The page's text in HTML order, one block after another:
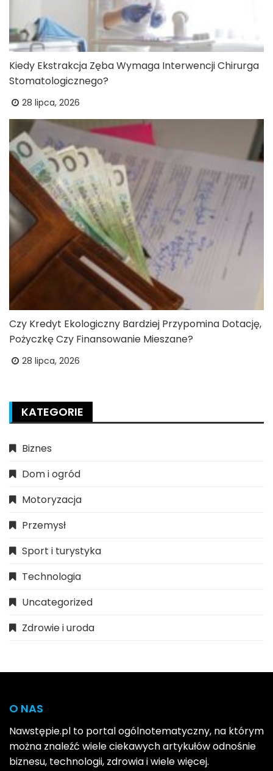
Kiedy Ekstrakcja Zęba Wymaga Interwencji Chirurga
Stomatologicznego?
28 lipca, 2026
Czy Kredyt Ekologiczny Bardziej Przypomina Dotację,
Pożyczkę Czy Finansowanie Mieszane?
28 lipca, 2026
KATEGORIE
Biznes
Dom i ogród
Motoryzacja
Przemysł
Sport i turystyka
Technologia
Uncategorized
Zdrowie i uroda
O NAS
Nawstępie.pl to portal ogólnotematyczny, na którym
można znaleźć wiele ciekawych artykułów odnośnie
biznesu, technologii, zdrowia i wiele więcej.